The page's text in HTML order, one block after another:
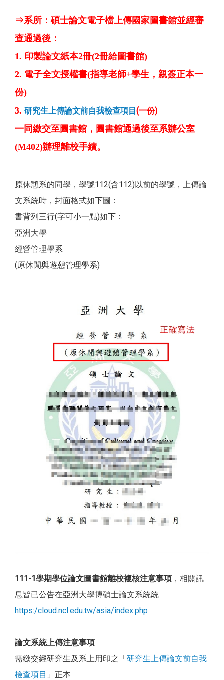
⇒系所：碩士論文電子檔上傳國家圖書館並經審
查通過後：
1. 印製論文紙本2冊(2冊給圖書館)
2. 電子全文授權書(指導老師+學生，親簽正本一
份)
3. 研究生上傳論文前自我檢查項目(一份)
一同繳交至圖書館，圖書館通過後至系辦公室
(M402)辦理離校手續。
原休憩系的同學，學號112(含112)以前的學號，上傳論
文系統時，封面格式如下圖：
書背列三行(字可小一點)如下：
亞洲大學
經營管理學系
(原休閒與遊憩管理學系)
111-1學期學位論文圖書館離校複核注意事項 ，相關訊
息皆已公告在亞洲大學博碩士論文系統統
https:/cloud.ncl.edu.tw/asia/index.php
論文系統上傳注意事項
需繳交經研究生及系上用印之「研究生上傳論文前自我
檢查項目 」正本